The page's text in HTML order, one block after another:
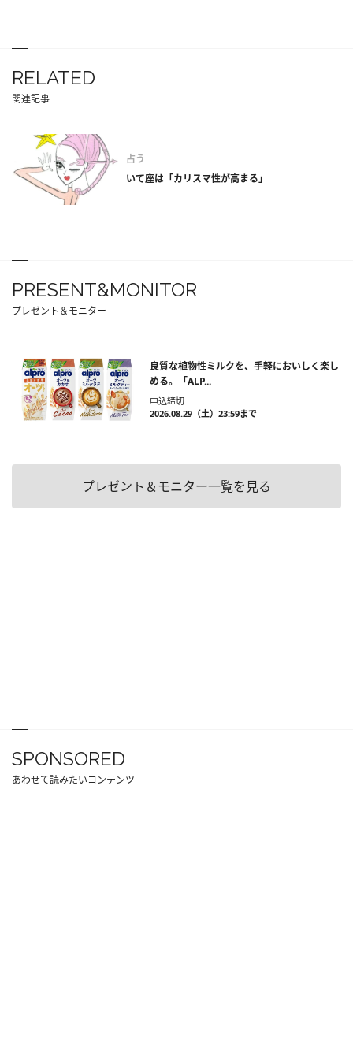
RELATED
関連記事
占う
いて座は「カリスマ性が高まる」
PRESENT&MONITOR
プレゼント＆モニター
良質な植物性ミルクを、手軽においしく楽し
める。「ALP...
申込締切
2026.08.29（土）23:59まで
プレゼント＆モニター一覧を見る
SPONSORED
あわせて読みたいコンテンツ